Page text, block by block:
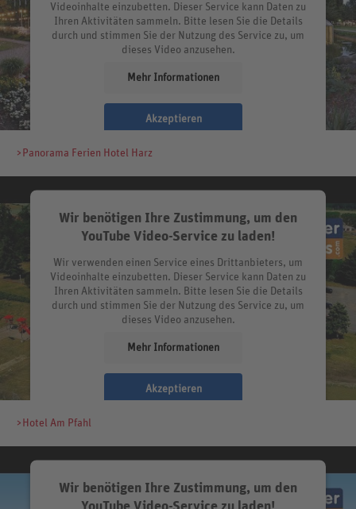
Videoinhalte einzubetten. Dieser Service kann Daten zu
Ihren Aktivitäten sammeln. Bitte lesen Sie die Details
durch und stimmen Sie der Nutzung des Service zu, um
dieses Video anzusehen.
Mehr Informationen
Akzeptieren
>Panorama Ferien Hotel Harz
Wir benötigen Ihre Zustimmung, um den
YouTube Video-Service zu laden!
Wir verwenden einen Service eines Drittanbieters, um
Videoinhalte einzubetten. Dieser Service kann Daten zu
Ihren Aktivitäten sammeln. Bitte lesen Sie die Details
durch und stimmen Sie der Nutzung des Service zu, um
dieses Video anzusehen.
Mehr Informationen
Akzeptieren
>Hotel Am Pfahl
Wir benötigen Ihre Zustimmung, um den
YouTube Video-Service zu laden!